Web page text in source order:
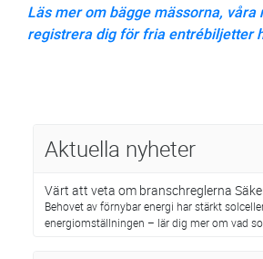
Läs mer om bägge mässorna, våra
registrera dig för fria entrébiljetter
Aktuella nyheter
Värt att veta om branschreglerna
Behovet av förnybar energi har stärkt
energiomställningen – lär dig mer om vad